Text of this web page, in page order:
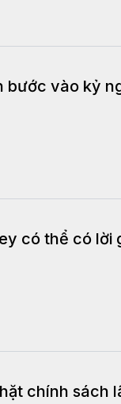
bước vào kỷ
có thể có lời
chính sách